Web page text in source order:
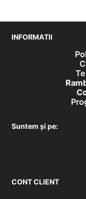
INFORMATII
Suntem și pe:
CONT CLIENT